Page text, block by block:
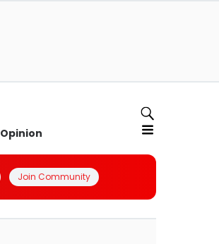
Opinion
Join Community